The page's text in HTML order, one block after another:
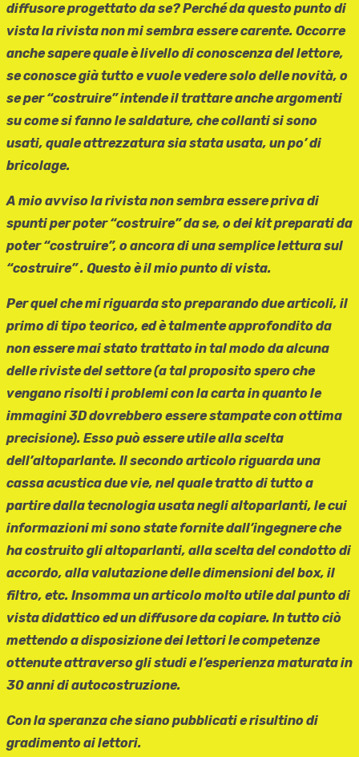
diffusore progettato da se? Perché da questo punto di
vista la rivista non mi sembra essere carente. Occorre
anche sapere quale è livello di conoscenza del lettore,
se conosce già tutto e vuole vedere solo delle novità, o
se per “costruire” intende il trattare anche argomenti
su come si fanno le saldature, che collanti si sono
usati, quale attrezzatura sia stata usata, un po’ di
bricolage.
A mio avviso la rivista non sembra essere priva di
spunti per poter “costruire” da se, o dei kit preparati da
poter “costruire”, o ancora di una semplice lettura sul
“costruire” . Questo è il mio punto di vista.
Per quel che mi riguarda sto preparando due articoli, il
primo di tipo teorico, ed è talmente approfondito da
non essere mai stato trattato in tal modo da alcuna
delle riviste del settore (a tal proposito spero che
vengano risolti i problemi con la carta in quanto le
immagini 3D dovrebbero essere stampate con ottima
precisione). Esso può essere utile alla scelta
dell’altoparlante. Il secondo articolo riguarda una
cassa acustica due vie, nel quale tratto di tutto a
partire dalla tecnologia usata negli altoparlanti, le cui
informazioni mi sono state fornite dall’ingegnere che
ha costruito gli altoparlanti, alla scelta del condotto di
accordo, alla valutazione delle dimensioni del box, il
filtro, etc. Insomma un articolo molto utile dal punto di
vista didattico ed un diffusore da copiare. In tutto ciò
mettendo a disposizione dei lettori le competenze
ottenute attraverso gli studi e l’esperienza maturata in
30 anni di autocostruzione.
Con la speranza che siano pubblicati e risultino di
gradimento ai lettori.